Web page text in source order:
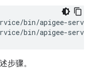
bin/apigee-
步骤。